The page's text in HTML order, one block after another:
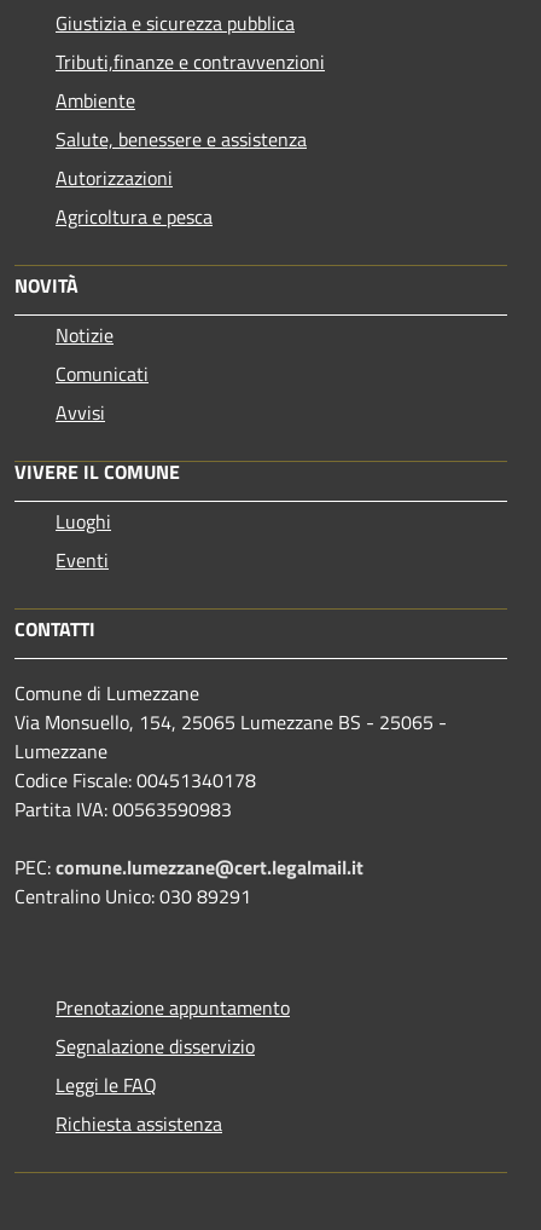
Giustizia e sicurezza pubblica
Tributi,finanze e contravvenzioni
Ambiente
Salute, benessere e assistenza
Autorizzazioni
Agricoltura e pesca
NOVITÀ
Notizie
Comunicati
Avvisi
VIVERE IL COMUNE
Luoghi
Eventi
CONTATTI
Comune di Lumezzane
Via Monsuello, 154, 25065 Lumezzane BS - 25065 -
Lumezzane
Codice Fiscale: 00451340178
Partita IVA: 00563590983
PEC:comune.lumezzane@cert.legalmail.it
Centralino Unico: 030 89291
Prenotazione appuntamento
Segnalazione disservizio
Leggi le FAQ
Richiesta assistenza